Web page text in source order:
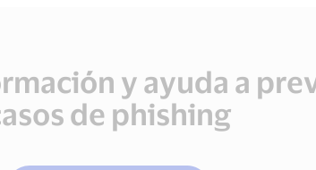
y ayuda a
de phishing